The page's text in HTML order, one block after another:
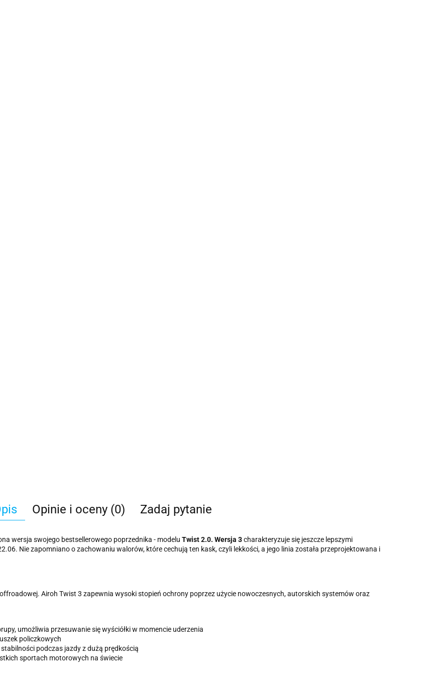
Opinie i oceny (0) Zadaj pytanie
wersja swojego bestsellerowego poprzednika - modelu Twist 2.0. Wersja 3charakteryzuje się jeszcze lepszymi
Nie zapomniano o zachowaniu walorów, które cechują ten kask, czyli lekkości, a jego linia została przeprojektowana i
Airoh Twist 3 zapewnia wysoki stopień ochrony poprzez użycie nowoczesnych, autorskich systemów oraz
umożliwia przesuwanie się wyściółki w momencie uderzenia
policzkowych
podczas jazdy z dużą prędkością
sportach motorowych na świecie